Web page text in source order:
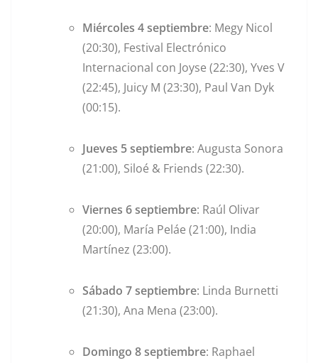
Miércoles 4 septiembre: Megy Nicol
(20:30), Festival Electrónico
Internacional con Joyse (22:30), Yves V
(22:45), Juicy M (23:30), Paul Van Dyk
(00:15).
Jueves 5 septiembre: Augusta Sonora
(21:00), Siloé & Friends (22:30).
Viernes 6 septiembre: Raúl Olivar
(20:00), María Peláe (21:00), India
Martínez (23:00).
Sábado 7 septiembre: Linda Burnetti
(21:30), Ana Mena (23:00).
Domingo 8 septiembre: Raphael